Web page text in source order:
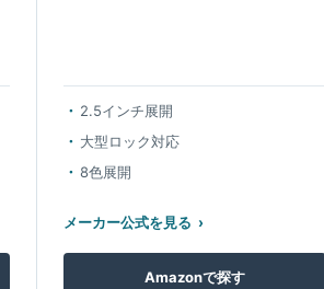
2.5インチ展開
大型ロック対応
8色展開
メーカー公式を見る
Amazonで探す